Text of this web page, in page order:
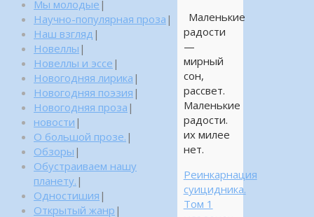
Маленькие
радости
—
мирный
сон,
рассвет.
Маленькие
радости.
их милее
нет.
Реинкарнация
суицидника.
Том 1
Мы молодые |
Научно-популярная проза |
Наш взгляд |
Новеллы |
Новеллы и эссе |
Новогодняя лирика |
Новогодняя поэзия |
Новогодняя проза |
новости |
О большой прозе. |
Обзоры |
Обустраиваем нашу
планету. |
Одностишия |
Открытый жанр |